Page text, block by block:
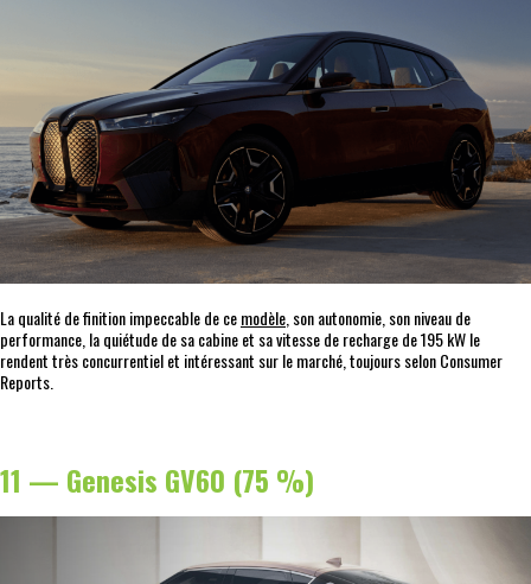
La qualité de finition impeccable de cemodèle, son autonomie, son niveau de
performance, la quiétude de sa cabine et sa vitesse de recharge de 195 kW le
rendent très concurrentiel et intéressant sur le marché, toujours selon Consumer
Reports.
11 — Genesis GV60 (75 %)